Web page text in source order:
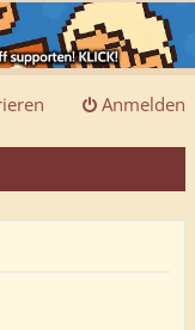
Anmelden